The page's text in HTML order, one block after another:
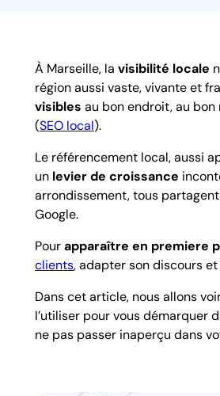
À Marseille, la visibilité locale
région aussi vaste, vivante et
visibles au bon endroit, au
(SEO local).
Le référencement local, aussi
un levier de croissance
arrondissement, tous
Google.
Pourapparaître en premiere
clients, adapter son discours
Dans cet article, nous allons
l’utiliser pour vous démarquer
ne pas passer inaperçu dans